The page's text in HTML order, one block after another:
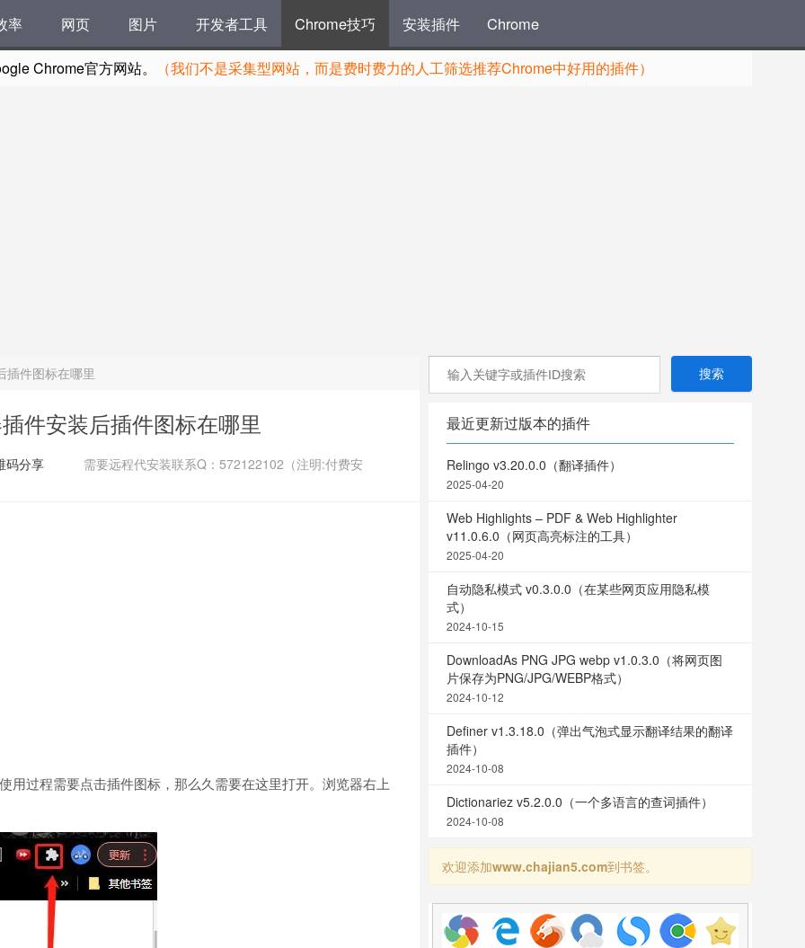
率 网页 图片 开发者工具 Chrome技巧 安装插件 Chrome
Chrome官方网站。 （我们不是采集型网站，而是费时费力的人工筛选推荐Chrome中好用的插件）
插件图标在哪里
件安装后插件图标在哪里
码分享 需要远程代安装联系Q：572122102（注明:付费安
用过程需要点击插件图标，那么久需要在这里打开。浏览器右上
最近更新过版本的插件
Relingo v3.20.0.0（翻译插件）
2025-04-20
Web Highlights – PDF & Web Highlighter
v11.0.6.0（网页高亮标注的工具）
2025-04-20
自动隐私模式 v0.3.0.0（在某些网页应用隐私模
式）
2024-10-15
DownloadAs PNG JPG webp v1.0.3.0（将网页图
片保存为PNG/JPG/WEBP格式）
2024-10-12
Definer v1.3.18.0（弹出气泡式显示翻译结果的翻译
插件）
2024-10-08
Dictionariez v5.2.0.0（一个多语言的查词插件）
2024-10-08
欢迎添加www.chajian5.com到书签。